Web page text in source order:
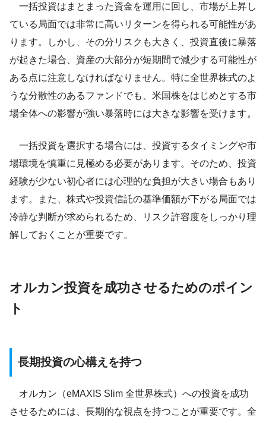
一括投資はまとまった資金を運用に回し、市場が上昇し
ている局面では非常に高いリターンを得られる可能性があ
ります。しかし、その分リスクも大きく、投資直後に暴落
が起きた場合、資産の大部分が短期間で減少する可能性が
ある点に注意しなければなりません。特に全世界株式のよ
うな分散性のあるファンドでも、米国株をはじめとする市
場全体への影響が強い暴落時には大きな影響を受けます。
一括投資を選択する場合には、投資するタイミングや市
場環境を慎重に見極める必要があります。そのため、投資
経験が少ない初心者には心理的な負担が大きい場合もあり
ます。また、株式や投資信託の基準価額が下がる局面では
冷静な判断が求められるため、リスク許容度をしっかり理
解しておくことが重要です。
オルカン投資を成功させるためのポイン
ト
長期投資の心構えを持つ
オルカン（eMAXIS Slim 全世界株式）への投資を成功
させるためには、長期的な視点を持つことが重要です。全